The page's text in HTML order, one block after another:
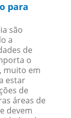
para
são
a
de
o
muito em
estar
de
áreas de
devem